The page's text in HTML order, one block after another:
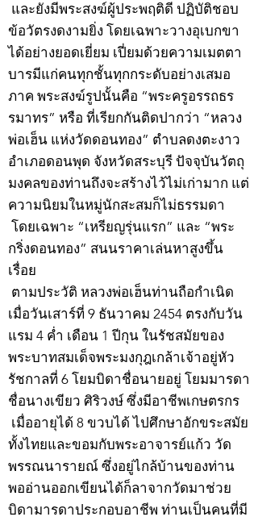
และยังมีพระสงฆ์ผู้ประพฤติดี ปฏิบัติชอบ
ข้อวัตรงดงามยิ่ง โดยเฉพาะวางอุเบกขา
ได้อย่างยอดเยี่ยม เปี่ยมด้วยความเมตตา
บารมีแก่คนทุกชั้นทุกกระดับอย่างเสมอ
ภาค พระสงฆ์รูปนั้นคือ “พระครูอรรถธร
รมาทร” หรือ ที่เรียกกันติดปากว่า “หลวง
พ่อเฮ็น แห่งวัดดอนทอง” ตำบลดงตะงาว
อำเภอดอนพุด จังหวัดสระบุรี ปัจจุบันวัตถุ
มงคลของท่านถึงจะสร้างไว้ไม่เก่ามาก แต่
ความนิยมในหมู่นักสะสมก็ไม่ธรรมดา
โดยเฉพาะ “เหรียญรุ่นแรก” และ “พระ
กริ่งดอนทอง” สนนราคาเล่นหาสูงขึ้น
เรื่อย
ตามประวัติ หลวงพ่อเฮ็นท่านถือกำเนิด
เมื่อวันเสาร์ที่ 9 ธันวาคม 2454 ตรงกับวัน
แรม 4 ค่ำ เดือน 1 ปีกุน ในรัชสมัยของ
พระบาทสมเด็จพระมงกุฎเกล้าเจ้าอยู่หัว
รัชกาลที่ 6 โยมบิดาชื่อนายอยู่ โยมมารดา
ชื่อนางเขียว ศิริวงษ์ ซึ่งมีอาชีพเกษตรกร
เมื่ออายุได้ 8 ขวบได้ ไปศึกษาอักขระสมัย
ทั้งไทยและขอมกับพระอาจารย์แก้ว วัด
พรรณนารายณ์ ซึ่งอยู่ไกล้บ้านของท่าน
พออ่านออกเขียนได้ก็ลาจากวัดมาช่วย
บิดามารดาประกอบอาชีพ ท่านเป็นคนที่มี